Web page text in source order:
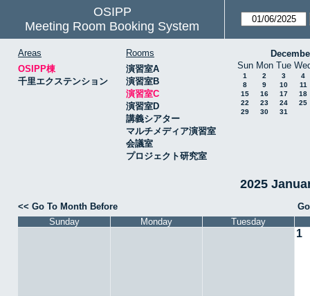
OSIPP
Meeting Room Booking System
Areas
OSIPP棟
千里エクステンション
Rooms
演習室A
演習室B
演習室C
演習室D
講義シアター
マルチメディア演習室
会議室
プロジェクト研究室
Sun Mon Tue
1 2 3
4
8
9 10
11
15
16 17
18
22
23 24
25
29
30 31
2025
<< Go To Month Before
Sunday
Monday Tuesday
1